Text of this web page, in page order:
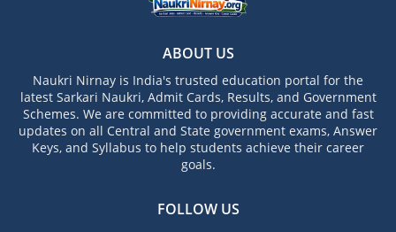
ABOUT US
Naukri Nirnay is India's trusted education portal for the
latest Sarkari Naukri, Admit Cards, Results, and Government
Schemes. We are committed to providing accurate and fast
updates on all Central and State government exams, Answer
Keys, and Syllabus to help students achieve their career
goals.
FOLLOW US